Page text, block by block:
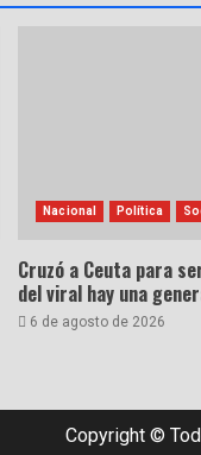
Nacional Política
Cruzó a Ceuta para
del viral hay una
6 de agosto de 2026
Copyright ©